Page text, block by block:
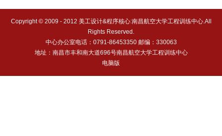
Copyright © 2009 - 2012 美工设计&程序核心:南昌航空大学工程训练中心.All
Rights Reserved.
中心办公室电话：0791-86453350 邮编：330063
地址：南昌市丰和南大道696号南昌航空大学工程训练中心
电脑版